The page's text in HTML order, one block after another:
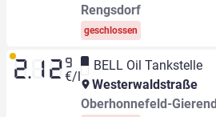
Rengsdorf
geschlossen
2.12 9
€/l
BELL Oil Tankstelle
Westerwaldstraße
Oberhonnefeld-Gierend